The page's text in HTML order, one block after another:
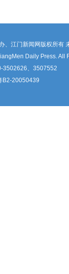
、江门新闻网版权所有
Daily Press. All
3502626、3507552
B2-20050439